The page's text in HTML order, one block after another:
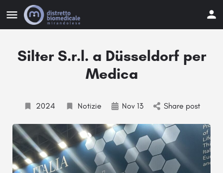
Silter S.r.l. a Düsseldorf per
Medica
2024 Notizie Nov 13 Share post